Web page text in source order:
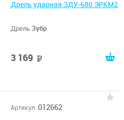
Дрель ударная ЗДУ-680 ЭРКМ2
ДрельЗубр
3 169
Артикул: 012662